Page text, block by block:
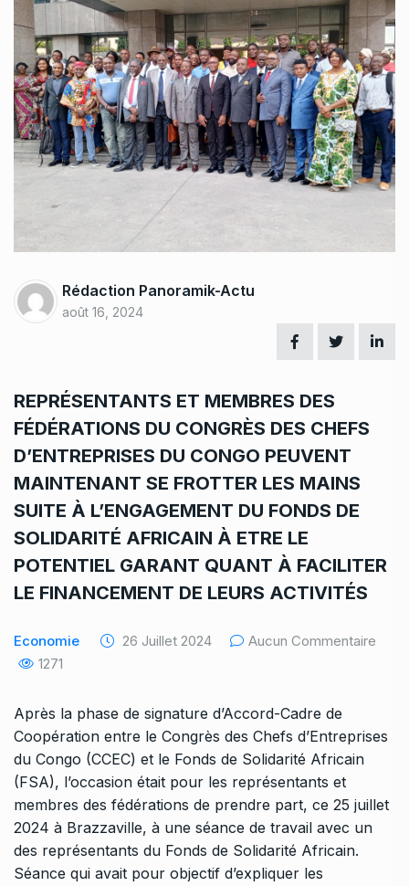
Rédaction Panoramik-Actu
août 16, 2024
REPRÉSENTANTS ET MEMBRES DES
FÉDÉRATIONS DU CONGRÈS DES CHEFS
D’ENTREPRISES DU CONGO PEUVENT
MAINTENANT SE FROTTER LES MAINS
SUITE À L’ENGAGEMENT DU FONDS DE
SOLIDARITÉ AFRICAIN À ETRE LE
POTENTIEL GARANT QUANT À FACILITER
LE FINANCEMENT DE LEURS ACTIVITÉS
Economie 26 Juillet 2024
Aucun Commentaire
1271
Après la phase de signature d’Accord-Cadre de
Coopération entre le Congrès des Chefs d’Entreprises
du Congo (CCEC) et le Fonds de Solidarité Africain
(FSA), l’occasion était pour les représentants et
membres des fédérations de prendre part, ce 25 juillet
2024 à Brazzaville, à une séance de travail avec un
des représentants du Fonds de Solidarité Africain.
Séance qui avait pour objectif d’expliquer les